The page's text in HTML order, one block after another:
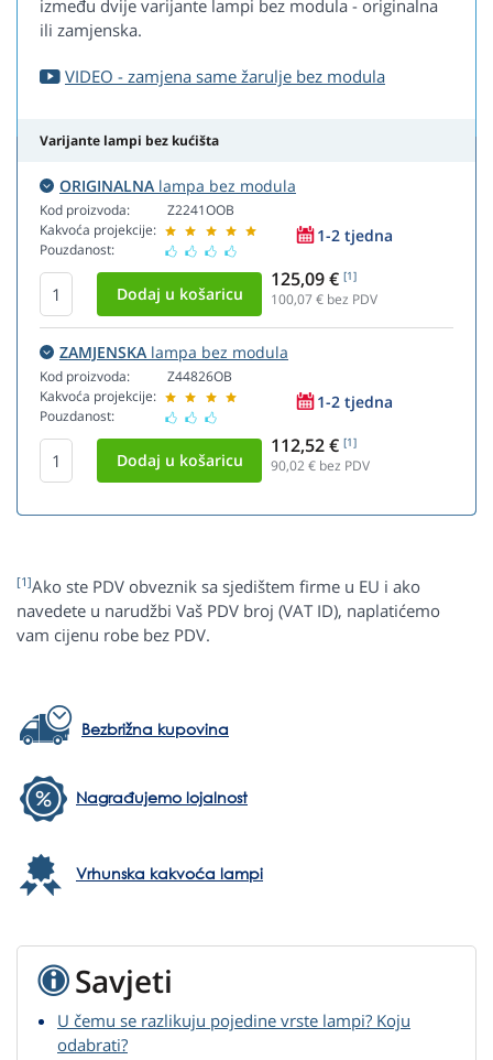
između dvije varijante lampi bez modula - originalna
ili zamjenska.
VIDEO - zamjena same žarulje bez modula
Varijante lampi bez kućišta
ORIGINALNA lampa bez modula
Kod proizvoda:
Kakvoća projekcije:
Pouzdanost:
Z2241OOB
1-2 tjedna
125,09 € [1]
100,07 € bez PDV
ZAMJENSKA lampa bez modula
Kod proizvoda:
Kakvoća projekcije:
Pouzdanost:
Z44826OB
1-2 tjedna
112,52 € [1]
90,02€ bez PDV
[1]Ako ste PDV obveznik sa sjedištem firme u EU i ako
navedete u narudžbi Vaš PDV broj (VAT ID), naplatićemo
vam cijenu robe bez PDV.
Bezbrižna kupovina
Nagrađujemo lojalnost
Vrhunska kakvoća lampi
Savjeti
U čemu se razlikuju pojedine vrste lampi? Koju
odabrati?